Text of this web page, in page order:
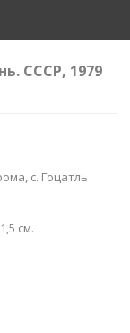
СССР, 1979
с. Гоцатль
см.